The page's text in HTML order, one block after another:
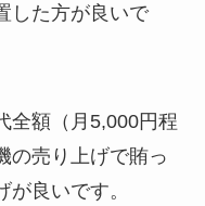
した方が良いで
全額（月5,000円程
の売り上げで賄っ
良いです。